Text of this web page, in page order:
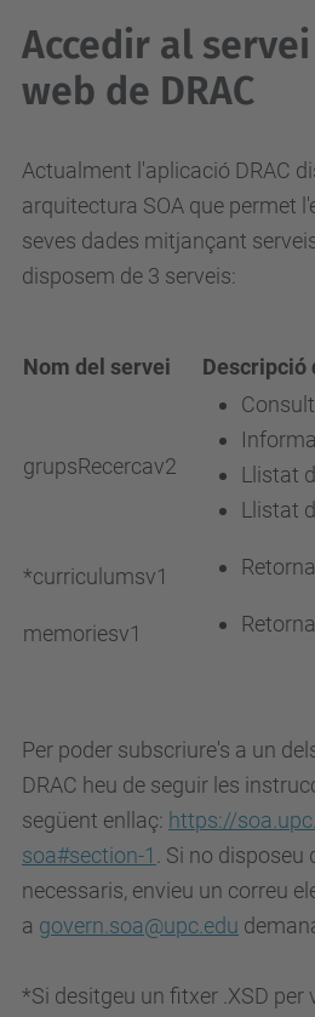
Accedir al servei
web de DRAC
Actualment l'aplicació DRAC
arquitectura SOA que permet
seves dades mitjançant
disposem de 3 serveis:
Nom del servei Descripció
grupsRecercav2
Llistat
Llistat
*curriculumsv1
memoriesv1
Per poder subscriure's a un
DRAC heu de seguir les
següent enllaç: https://
soa#section-1
. Si no
necessaris, envieu un correu
a govern.soa@upc.edu
*Si desitgeu un fitxer .XSD per